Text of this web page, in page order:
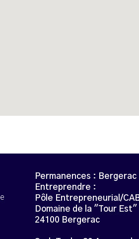
Permanences : Bergerac
Entreprendre :
Pôle Entrepreneurial/
Domaine de la "Tour Est"
24100 Bergerac